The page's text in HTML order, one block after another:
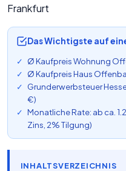
Das Wichtigste auf
Ø Kaufpreis Wohnung
Ø Kaufpreis Haus
Grunderwerbsteuer
€)
Monatliche Rate: ab ca.
Zins, 2% Tilgung)
INHALTSVERZEICHNIS